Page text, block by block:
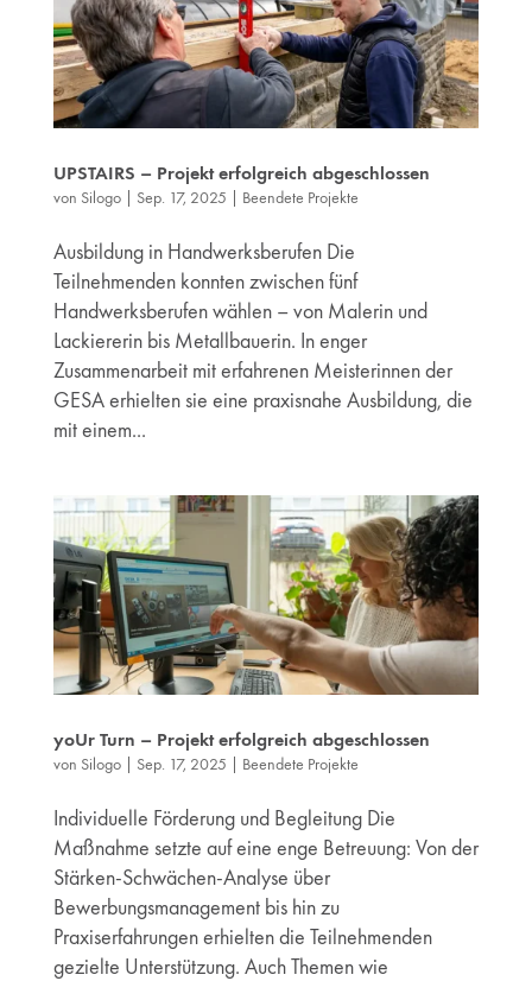
UPSTAIRS – Projekt erfolgreich abgeschlossen
von Silogo| Sep. 17, 2025 Beendete Projekte
Ausbildung in Handwerksberufen Die
Teilnehmenden konnten zwischen fünf
Handwerksberufen wählen – von Malerin und
Lackiererin bis Metallbauerin. In enger
Zusammenarbeit mit erfahrenen Meisterinnen der
GESA erhielten sie eine praxisnahe Ausbildung, die
mit einem...
yoUr Turn – Projekt erfolgreich abgeschlossen
von Silogo| Sep. 17, 2025 Beendete Projekte
Individuelle Förderung und Begleitung Die
Maßnahme setzte auf eine enge Betreuung: Von der
Stärken-Schwächen-Analyse über
Bewerbungsmanagement bis hin zu
Praxiserfahrungen erhielten die Teilnehmenden
gezielte Unterstützung. Auch Themen wie